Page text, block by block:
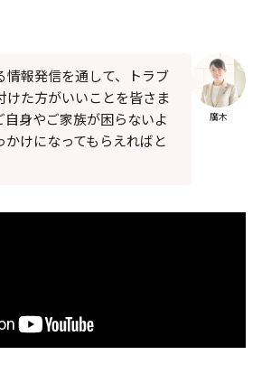
情報発信を通して、トラブ
けた方がいいことを皆さま
自身やご家族が困らないよ
かけになってもらえればと
廣木